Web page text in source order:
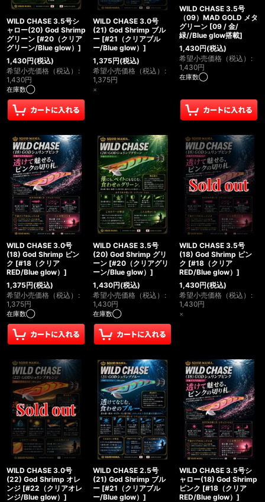
WILD CHASE 3.5号シ
ャロー(20) God Shrimp
グリーン [#20（クリア
グリーン/Blue glow） ]
1,430円(税込)
希望小売価格（税込） :
1,430円
在庫数◯
WILD CHASE 3.0号
(21) God Shrimp ブル
ー [#21（クリアブル
ー/Blue glow） ]
1,375円(税込)
希望小売価格（税込） :
1,375円
×
WILD CHASE 3.5号
（09）MAD GOLD メタ
グリーン [09 / 金/
緑//Blue glow搭載]
1,430円(税込)
希望小売価格（税込） :
1,430円
在庫数◯
WILD CHASE 3.0号
(18) God Shrimp ピン
ク [#18（クリア
RED/Blue glow） ]
1,375円(税込)
希望小売価格（税込） :
1,375円
在庫数◯
WILD CHASE 3.5号
(20) God Shrimp グリ
ーン [#20（クリアグリ
ーン/Blue glow） ]
1,430円(税込)
希望小売価格（税込） :
1,430円
在庫数◯
WILD CHASE 3.5号
(18) God Shrimp ピン
ク [#18（クリア
RED/Blue glow） ]
1,430円(税込)
希望小売価格（税込） :
1,430円
×
WILD CHASE 3.0号
(22) God Shrimp オレ
ンジ [#22（クリアオレ
ンジ/Blue glow） ]
WILD CHASE 2.5号
(21) God Shrimp ブル
ー [#21（クリアブル
ー/Blue glow） ]
WILD CHASE 3.5号シ
ャロー(18) God Shrimp
ピンク [#18（クリア
RED/Blue glow） ]